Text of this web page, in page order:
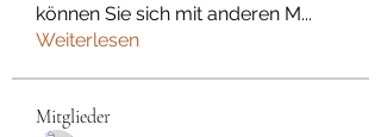
können Sie sich mit anderen M...
Weiterlesen
Mitglieder